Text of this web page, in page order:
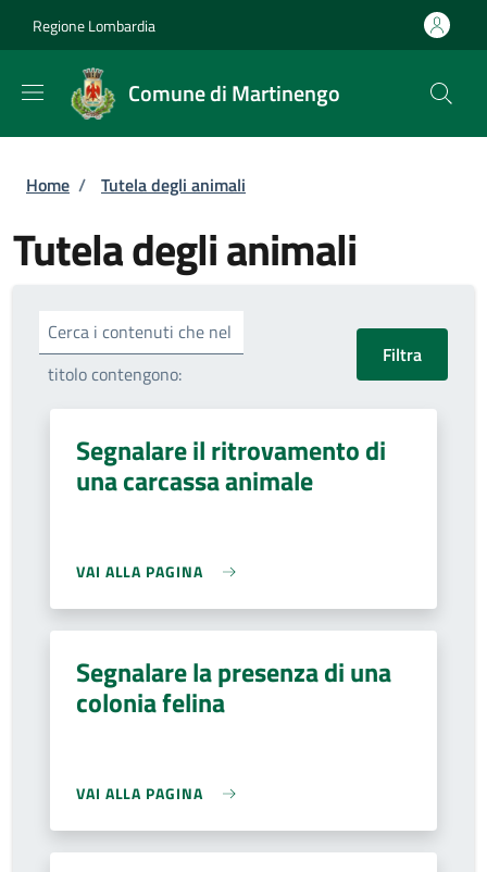
Regione Lombardia
Comune di Martinengo
Briciole di pane
Home / Tutela degli animali
Tutela degli animali
Cerca i contenuti che nel
titolo contengono:
Segnalare il ritrovamento di
una carcassa animale
VAI ALLA PAGINA
Segnalare la presenza di una
colonia felina
VAI ALLA PAGINA